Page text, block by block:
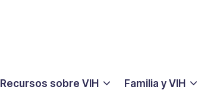
Recursos sobre VIH Familia y VIH